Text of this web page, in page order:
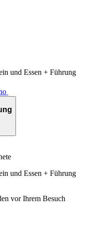
und Essen + Führung
und Essen + Führung
vor Ihrem Besuch